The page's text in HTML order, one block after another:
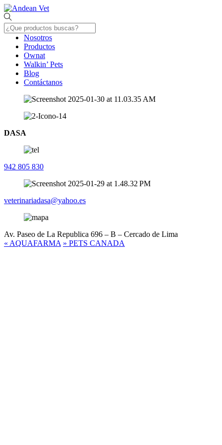
Skip
to
content
Menu
Nosotros
Productos
Ownat
Walkin’ Pets
Blog
Contáctanos
DASA
942 805 830
veterinariadasa@yahoo.es
Av. Paseo de La Republica 696 – B – Cercado de Lima
« AQUAFARMA » PETS CANADA